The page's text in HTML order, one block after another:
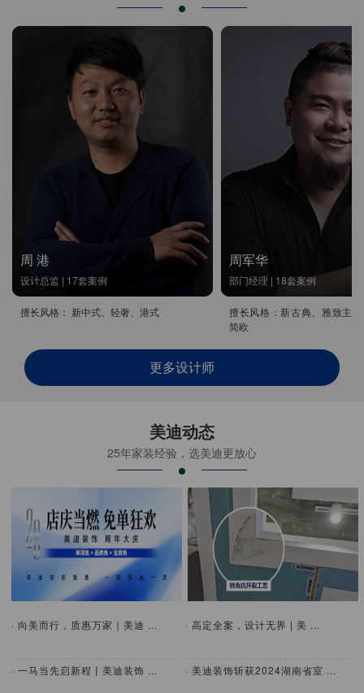
周 港
设计总监 | 17套案例
擅长风格： 新中式、轻奢、港式
周军华
部门经理 | 18套案例
擅长风格：新古典、雅致主
简欧
更多设计师
美迪动态
25年家装经验，选美迪更放心
· 向美而行，质惠万家｜美迪 ...
· 一马当先启新程丨美迪装饰 ...
· 高定全案，设计无界 | 美 ...
· 美迪装饰斩获2024湖南省室 ...